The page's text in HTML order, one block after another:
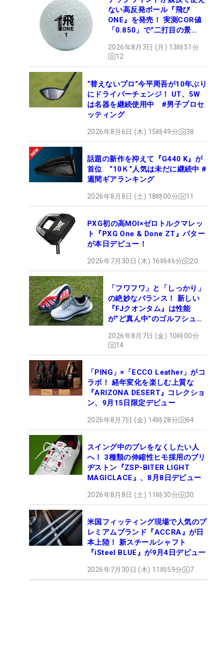
ない高反発ボール『飛び
ONE』を発売！ 実測COR値
「0.850」で“二打目の景
2026年8月3日 (月) 13時51分
12
“替えないプロ”今平周吾が10年ぶり
にドライバーチェンジ！ UT、5W
は名器を継続使用中 #男子プロセ
ッティング
2026年8月6日 (木) 15時49分 38
話題の新作を抑えて『G440 K』が
首位 “10Ｋ”人気は未だに継続中 #
週間ギアランキング
2026年8月8日 (土) 18時00分 11
PXG初の高MOI×ゼロトルクマレッ
ト『PXG One & Done ZT』パター
が本日デビュー！
2026年7月30日 (木) 16時46分 20
「フワフワ」と「しっかり」
の絶妙なバランス！ 新しい
『FJクオンタム』は性能
が“ど真ん中”のゴルフシュー
2026年8月7日 (金) 10時00分
14
「PING」×「ECCO Leather」がコ
ラボ！ 経年変化を楽しむ上質な
『ARIZONA DESERT』コレクショ
ン、9月15日限定デビュー
2026年8月7日 (金) 14時28分 64
スイング中のブレをなくしたい人
へ！ 3種類の伸縮性ヒモ採用のブリ
ヂストン『ZSP-BITER LIGHT
MAGICLACE』、8月8日デビュー
2026年8月8日 (土) 11時30分 30
米国フィッティング現場で人気のプ
レミアムブランド『ACCRA』が日
本上陸！ 新スチールシャフト
『iSteel BLUE』が9月4日デビュー
2026年7月30日 (木) 11時59分 7